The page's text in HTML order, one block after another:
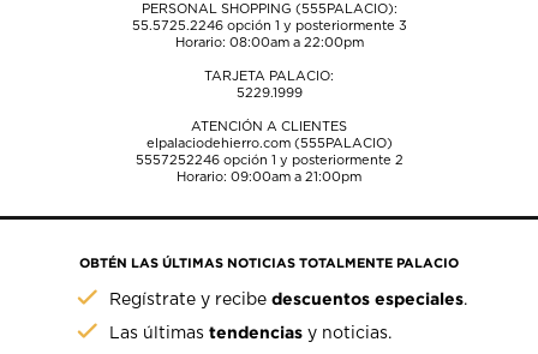
PERSONAL SHOPPING (555PALACIO):
55.5725.2246opción 1 y posteriormente 3
Horario: 08:00am a 22:00pm
TARJETA PALACIO:
5229.1999
ATENCIÓN A CLIENTES
elpalaciodehierro.com (555PALACIO)
5557252246opción 1 y posteriormente 2
Horario: 09:00am a 21:00pm
OBTÉN LAS ÚLTIMAS NOTICIAS TOTALMENTE PALACIO
Regístrate y recibedescuentos especiales.
Las últimastendencias y noticias.